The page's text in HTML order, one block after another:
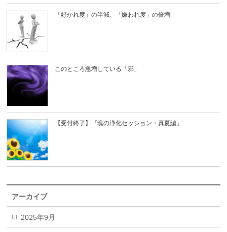
「好かれ度」の半減、「嫌われ度」の倍増
このところ急増している「邪」
【受付終了】『魂の浄化セッション・真夏編』
アーカイブ
2025年9月